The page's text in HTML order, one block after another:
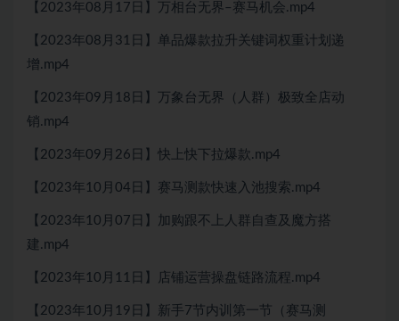
【2023年08月17日】万相台无界–赛马机会.mp4
【2023年08月31日】单品爆款拉升关键词权重计划递
增.mp4
【2023年09月18日】万象台无界（人群）极致全店动
销.mp4
【2023年09月26日】快上快下拉爆款.mp4
【2023年10月04日】赛马测款快速入池搜索.mp4
【2023年10月07日】加购跟不上人群自查及魔方搭
建.mp4
【2023年10月11日】店铺运营操盘链路流程.mp4
【2023年10月19日】新手7节内训第一节（赛马测